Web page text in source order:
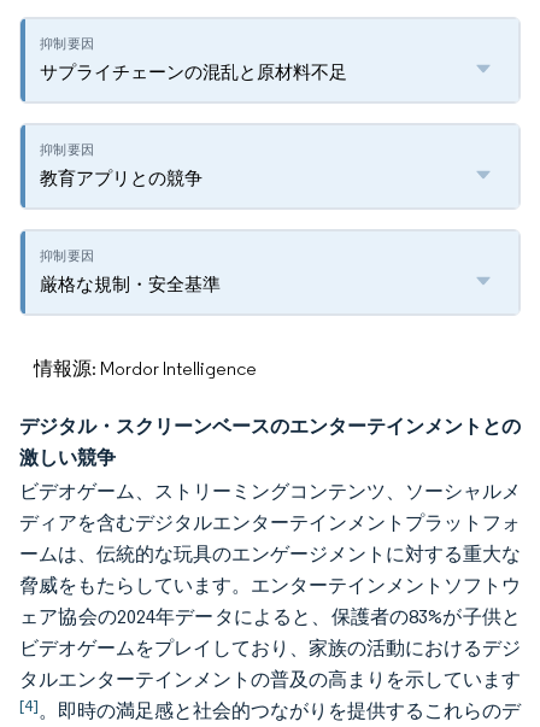
サプライチェーンの混乱と原材料不足
教育アプリとの競争
厳格な規制・安全基準
情報源: Mordor Intelligence
デジタル・スクリーンベースのエンターテインメントとの
激しい競争
ビデオゲーム、ストリーミングコンテンツ、ソーシャルメ
ディアを含むデジタルエンターテインメントプラットフォ
ームは、伝統的な玩具のエンゲージメントに対する重大な
脅威をもたらしています。エンターテインメントソフトウ
ェア協会の2024年データによると、保護者の83%が子供と
ビデオゲームをプレイしており、家族の活動におけるデジ
タルエンターテインメントの普及の高まりを示しています
[4]。即時の満足感と社会的つながりを提供するこれらのデ